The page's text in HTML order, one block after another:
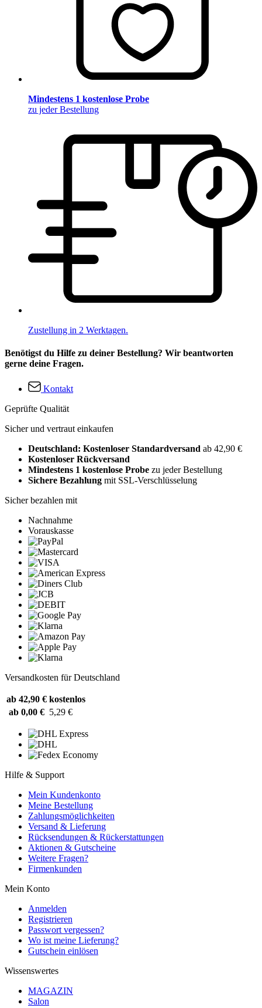
Mindestens 1 kostenlose Probe
zu jeder Bestellung
Zustellung in 2 Werktagen.
Benötigst du Hilfe zu deiner Bestellung? Wir beantworten
gerne deine Fragen.
Kontakt
Geprüfte Qualität
Sicher und vertraut einkaufen
Deutschland: Kostenloser Standardversand ab 42,90 €
Kostenloser Rückversand
Mindestens 1 kostenlose Probe zu jeder Bestellung
Sichere Bezahlung mit SSL-Verschlüsselung
Sicher bezahlen mit
Nachnahme
Vorauskasse
Versandkosten für Deutschland
ab 42,90 € kostenlos
ab 0,00 € 5,29 €
Hilfe & Support
Mein Kundenkonto
Meine Bestellung
Zahlungsmöglichkeiten
Versand & Lieferung
Rücksendungen & Rückerstattungen
Aktionen & Gutscheine
Weitere Fragen?
Firmenkunden
Mein Konto
Anmelden
Registrieren
Passwort vergessen?
Wo ist meine Lieferung?
Gutschein einlösen
Wissenswertes
MAGAZIN
Salon